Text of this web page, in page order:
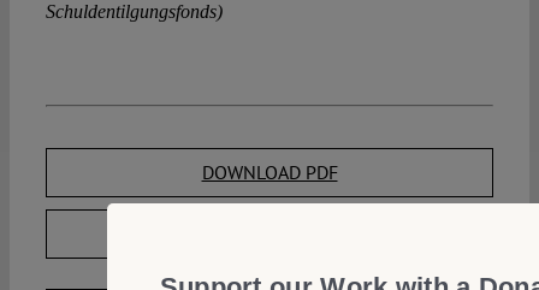
Schuldentilgungsfonds)
DOWNLOAD PDF